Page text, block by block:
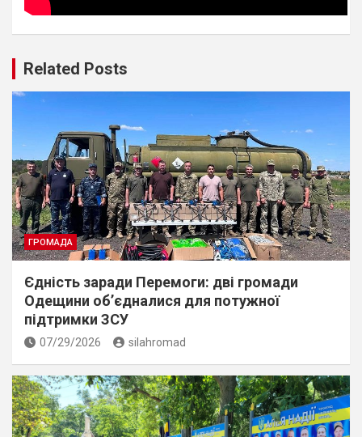
Related Posts
ГРОМАДА
Єдність заради Перемоги: дві громади
Одещини об’єдналися для потужної
підтримки ЗСУ
07/29/2026 silahromad